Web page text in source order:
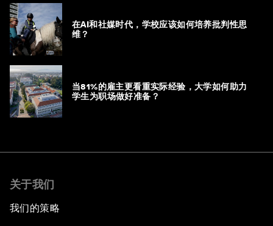
在AI和社媒时代，学校应该如何培养批判性思
维？
当81%的雇主更看重实际经验，大学如何助力
学生为职场做好准备？
关于我们
我们的策略